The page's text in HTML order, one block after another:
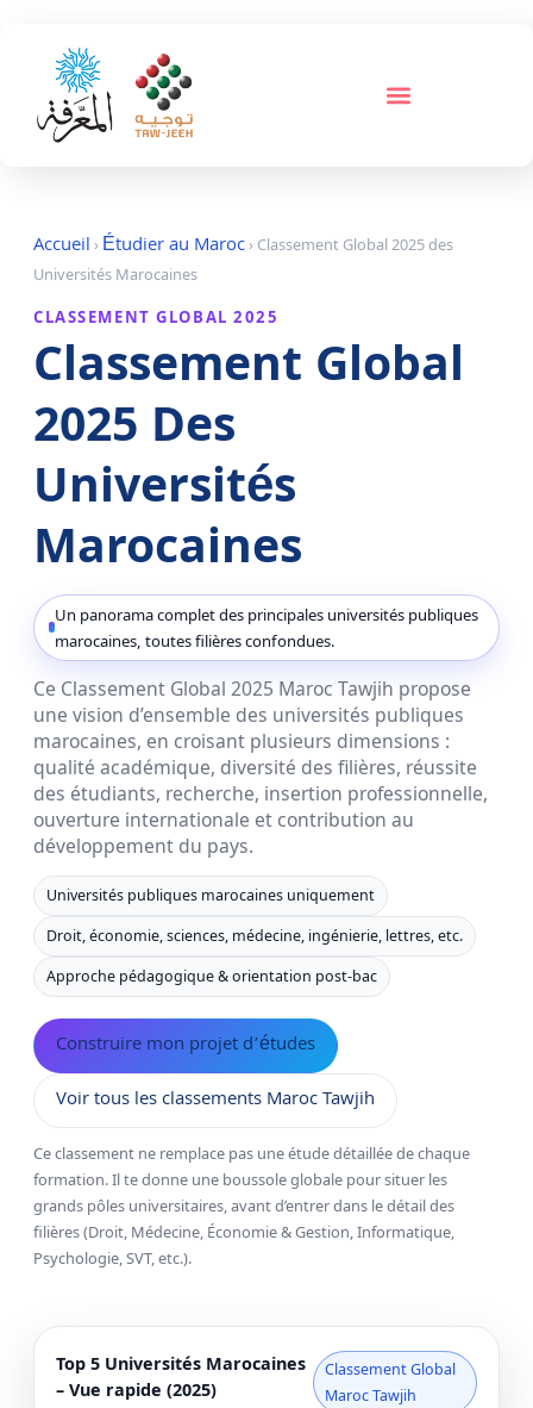
Accueil › Étudier au Maroc › Classement Global 2025 des
Universités Marocaines
CLASSEMENT GLOBAL 2025
Classement Global
2025 Des
Universités
Marocaines
Un panorama complet des principales universités publiques
marocaines, toutes filières confondues.
Ce Classement Global 2025 Maroc Tawjih propose
une vision d’ensemble des universités publiques
marocaines, en croisant plusieurs dimensions :
qualité académique, diversité des filières, réussite
des étudiants, recherche, insertion professionnelle,
ouverture internationale et contribution au
développement du pays.
Universités publiques marocaines uniquement
Droit, économie, sciences, médecine, ingénierie, lettres, etc.
Approche pédagogique & orientation post-bac
Construire mon projet d’études
Voir tous les classements Maroc Tawjih
Ce classement ne remplace pas une étude détaillée de chaque
formation. Il te donne une boussole globale pour situer les
grands pôles universitaires, avant d’entrer dans le détail des
filières (Droit, Médecine, Économie & Gestion, Informatique,
Psychologie, SVT, etc.).
Top 5 Universités Marocaines
– Vue rapide (2025)
Classement Global
Maroc Tawjih